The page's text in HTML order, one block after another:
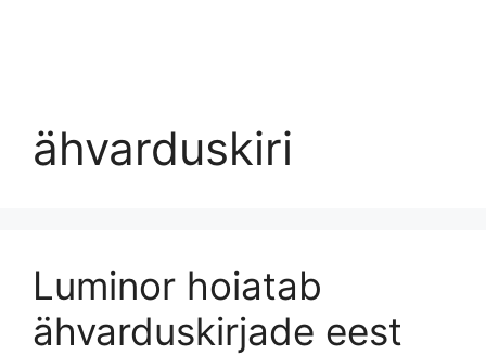
ähvarduskiri
Luminor hoiatab
ähvarduskirjade eest